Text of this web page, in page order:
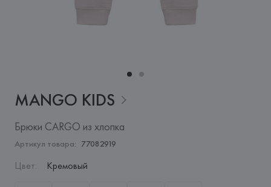
MANGO KIDS
Брюки CARGO из хлопка
Артикул товара: 77082919
Цвет: Кремовый